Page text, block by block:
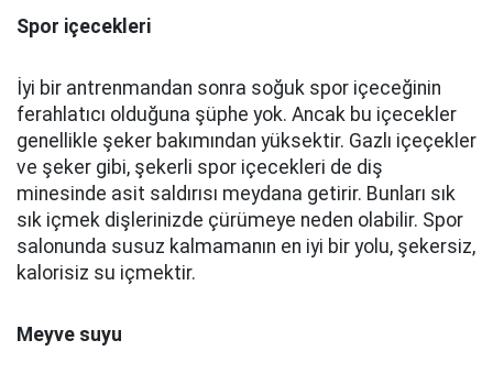
Spor içecekleri
İyi bir antrenmandan sonra soğuk spor içeceğinin
ferahlatıcı olduğuna şüphe yok. Ancak bu içecekler
genellikle şeker bakımından yüksektir. Gazlı içeçekler
ve şeker gibi, şekerli spor içecekleri de diş
minesinde asit saldırısı meydana getirir. Bunları sık
sık içmek dişlerinizde çürümeye neden olabilir. Spor
salonunda susuz kalmamanın en iyi bir yolu, şekersiz,
kalorisiz su içmektir.
Meyve suyu